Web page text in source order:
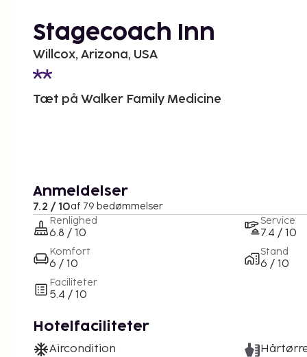
Stagecoach Inn
Willcox, Arizona, USA
Tæt på Walker Family Medicine
Anmeldelser
7.2 / 10af 79 bedømmelser
Renlighed
6.8 / 10
Komfort
6 / 10
Faciliteter
5.4 / 10
Service
7.4 / 10
Stand
6 / 10
Hotelfaciliteter
Aircondition